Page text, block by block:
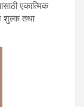
एकात्मिक
शुल्क तथा